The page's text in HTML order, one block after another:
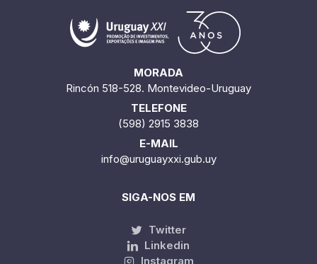
MORADA
Rincón 518-528. Montevideo-Uruguay
TELEFONE
(598) 2915 3838
E-MAIL
info@uruguayxxi.gub.uy
SIGA-NOS EM
Twitter
Linkedin
Instagram